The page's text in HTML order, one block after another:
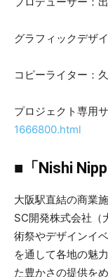
グラフィックデザ
コピーライター：
プロジェクト専用
1666800.html
■「Nishi
大阪駅直結の商業
SC開発株式会社（
術祭やデザインイ
を通して各地の魅
た豊かさの提供を